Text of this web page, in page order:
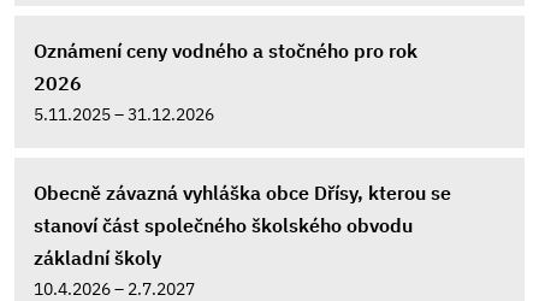
Oznámení ceny vodného a stočného pro rok
2026
5.11.2025 – 31.12.2026
Obecně závazná vyhláška obce Dřísy, kterou se
stanoví část společného školského obvodu
základní školy
10.4.2026 – 2.7.2027